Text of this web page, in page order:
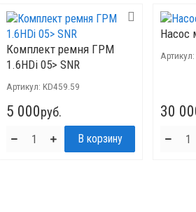
Комплект ремня ГРМ
1.6HDi 05> SNR
Артикул: KD459.59
5 000руб.
Насос
30